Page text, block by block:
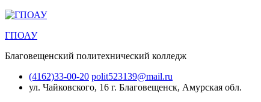
ГПОАУ
Благовещенский политехнический колледж
(4162)33-00-20 polit523139@mail.ru
ул. Чайковского, 16 г. Благовещенск, Амурская обл.